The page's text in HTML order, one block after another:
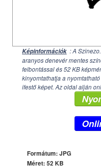
Képinformációk : A
aranyos denevér mentes
felbontással és 52 KB
kinyomtathatja a
ifestő képet. Az oldal alján
Formátum: JPG
Méret: 52 KB